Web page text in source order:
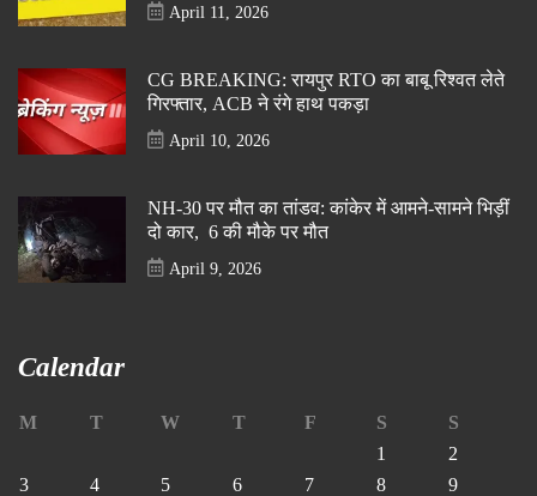
April 11, 2026
CG BREAKING: रायपुर RTO का बाबू रिश्वत लेते
गिरफ्तार, ACB ने रंगे हाथ पकड़ा
April 10, 2026
NH-30 पर मौत का तांडव: कांकेर में आमने-सामने भिड़ीं
दो कार, 6 की मौके पर मौत
April 9, 2026
Calendar
M T W T F S
S
1
2
3
4 5 6 7 8
9